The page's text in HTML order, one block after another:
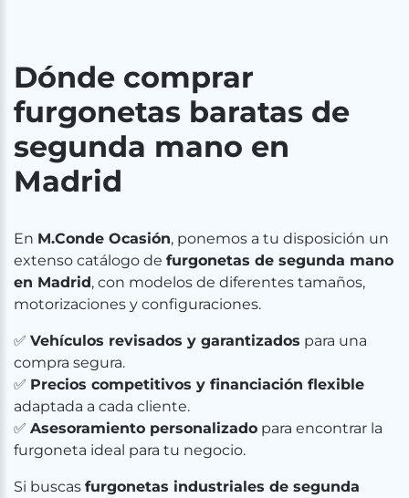
Dónde comprar
furgonetas baratas de
segunda mano en
Madrid
En M.Conde Ocasión, ponemos a tu disposición un
extenso catálogo de furgonetas de segunda mano
en Madrid, con modelos de diferentes tamaños,
motorizaciones y configuraciones.
✅ Vehículos revisados y garantizados para una
compra segura.
✅ Precios competitivos y financiación flexible
adaptada a cada cliente.
✅ Asesoramiento personalizado para encontrar la
furgoneta ideal para tu negocio.
Si buscas furgonetas industriales de segunda